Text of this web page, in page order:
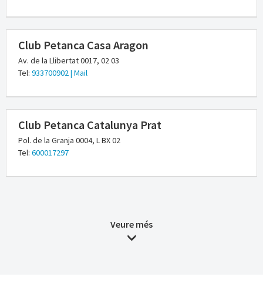
Club Petanca Casa Aragon
Av. de la Llibertat 0017, 02 03
Tel: 933700902| Mail
Club Petanca Catalunya Prat
Pol. de la Granja 0004, L BX 02
Tel: 600017297
Veure més